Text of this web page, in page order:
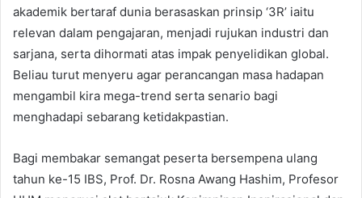
akademik bertaraf dunia berasaskan prinsip ‘3R’ iaitu
relevan dalam pengajaran, menjadi rujukan industri dan
sarjana, serta dihormati atas impak penyelidikan global.
Beliau turut menyeru agar perancangan masa hadapan
mengambil kira mega-trend serta senario bagi
menghadapi sebarang ketidakpastian.
Bagi membakar semangat peserta bersempena ulang
tahun ke-15 IBS, Prof. Dr. Rosna Awang Hashim, Profesor